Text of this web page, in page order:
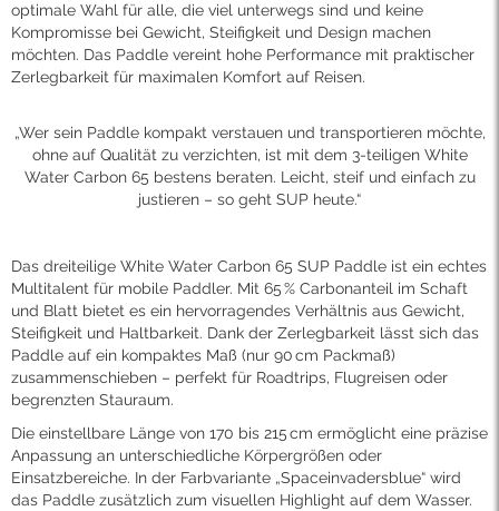
optimale Wahl für alle, die viel unterwegs sind und keine
Kompromisse bei Gewicht, Steifigkeit und Design machen
möchten. Das Paddle vereint hohe Performance mit praktischer
Zerlegbarkeit für maximalen Komfort auf Reisen.
„Wer sein Paddle kompakt verstauen und transportieren möchte,
ohne auf Qualität zu verzichten, ist mit dem 3-teiligen White
Water Carbon 65 bestens beraten. Leicht, steif und einfach zu
justieren – so geht SUP heute.“
Das dreiteilige White Water Carbon 65 SUP Paddle ist ein echtes
Multitalent für mobile Paddler. Mit 65 % Carbonanteil im Schaft
und Blatt bietet es ein hervorragendes Verhältnis aus Gewicht,
Steifigkeit und Haltbarkeit. Dank der Zerlegbarkeit lässt sich das
Paddle auf ein kompaktes Maß (nur 90 cm Packmaß)
zusammenschieben – perfekt für Roadtrips, Flugreisen oder
begrenzten Stauraum.
Die einstellbare Länge von 170 bis 215 cm ermöglicht eine präzise
Anpassung an unterschiedliche Körpergrößen oder
Einsatzbereiche. In der Farbvariante „Spaceinvadersblue“ wird
das Paddle zusätzlich zum visuellen Highlight auf dem Wasser.